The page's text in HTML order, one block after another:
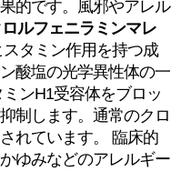
的です。風邪やアレル
ルフェニラミンマレ
タミン作用を持つ成
酸塩の光学異性体の一
ンH1受容体をブロッ
制します。通常のクロ
れています。 臨床的
ゆみなどのアレルギー